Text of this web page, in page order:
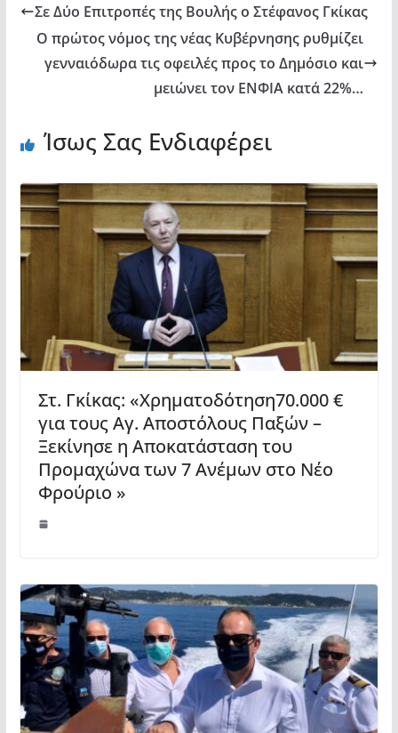
Σε Δύο Επιτροπές της Βουλής ο Στέφανος Γκίκας
Ο πρώτος νόμος της νέας Κυβέρνησης ρυθμίζει
γενναιόδωρα τις οφειλές προς το Δημόσιο και
μειώνει τον ΕΝΦΙΑ κατά 22%…
Ίσως Σας Ενδιαφέρει
Στ. Γκίκας: «Χρηματοδότηση70.000 €
για τους Αγ. Αποστόλους Παξών –
Ξεκίνησε η Αποκατάσταση του
Προμαχώνα των 7 Ανέμων στο Νέο
Φρούριο »